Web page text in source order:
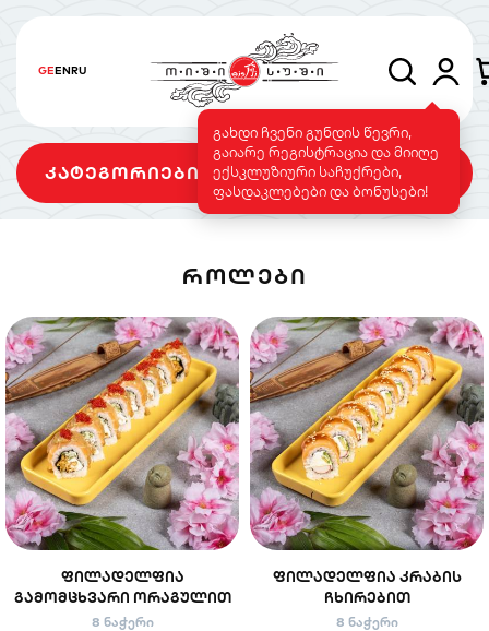
GEENRU
გახდი ჩვენი გუნდის წევრი,
გაიარე რეგისტრაცია და მიიღე
ექსკლუზიური საჩუქრები,
ფასდაკლებები და ბონუსები!
კატეგორიები
როლები
სუშის ტორტი საფირმო
ვეგეტარიანული
მენიუ
სენდვიჩი ნიგირები მაკები
ᲠᲝᲚᲔᲑᲘ
ᲤᲘᲚᲐᲓᲔᲚᲤᲘᲐ
ᲒᲐᲛᲝᲛᲪᲮᲕᲐᲠᲘ ᲝᲠᲐᲒᲣᲚᲘᲗ
8 ნაჭერი
ᲤᲘᲚᲐᲓᲔᲚᲤᲘᲐ ᲙᲠᲐᲑᲘᲡ
ᲩᲮᲘᲠᲔᲑᲘᲗ
8 ნაჭერი